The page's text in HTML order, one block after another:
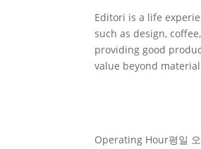
Editori is a life
such as design,
providing good
value beyond
Operating Hour평일